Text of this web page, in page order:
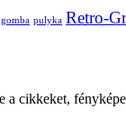
pulyka Retro-
a cikkeket,